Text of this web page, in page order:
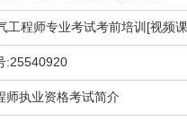
工程师专业考试考前培训[视频
:25540920
师执业资格考试简介